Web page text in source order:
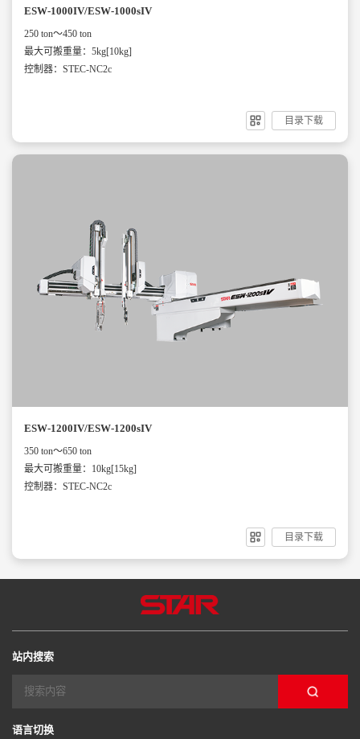
ESW-1000IV/ESW-1000sIV
250 ton～450 ton
最大可搬重量：5kg[10kg]
控制器：STEC-NC2c
目录下载
ESW-1200IV/ESW-1200sIV
350 ton～650 ton
最大可搬重量：10kg[15kg]
控制器：STEC-NC2c
目录下载
站内搜索
语言切换